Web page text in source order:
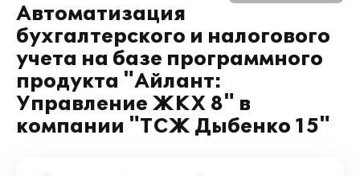
Автоматизация
бухгалтерского и налогового
учета на базе программного
продукта "Айлант:
Управление ЖКХ 8" в
компании "ТСЖ Дыбенко 15"